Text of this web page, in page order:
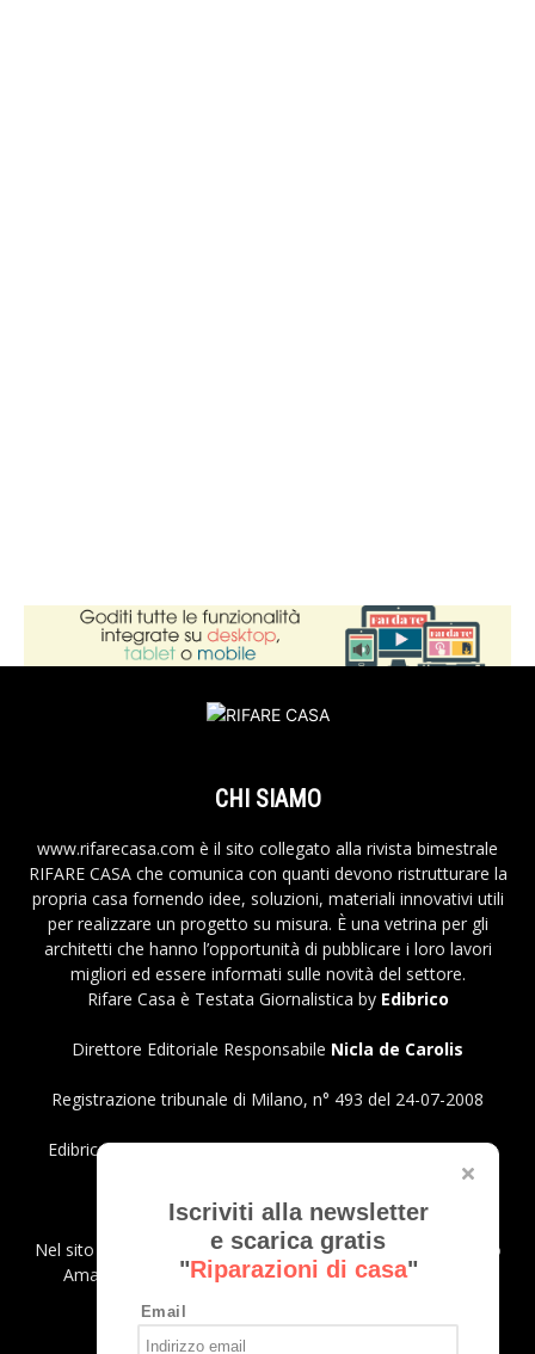
Iscriviti alla newsletter
e scarica gratis
"Riparazioni di casa"
Email
CHI SIAMO
www.rifarecasa.com è il sito collegato alla rivista bimestrale
RIFARE CASA che comunica con quanti devono ristrutturare la
propria casa fornendo idee, soluzioni, materiali innovativi utili
per realizzare un progetto su misura. È una vetrina per gli
architetti che hanno l’opportunità di pubblicare i loro lavori
migliori ed essere informati sulle novità del settore.
Rifare Casa è Testata Giornalistica by Edibrico
Direttore Editoriale Responsabile Nicla de Carolis
Registrazione tribunale di Milano, n° 493 del 24-07-2008
Edibrico srl - Viale Emilio Caldara, 44 - 20122 Milano P.iva
Privacy Policy
Nel sito sono presenti prodotti Amazon; in qualità di Affiliato
Amazon riceviamo un guadagno dagli acquisti idonei.